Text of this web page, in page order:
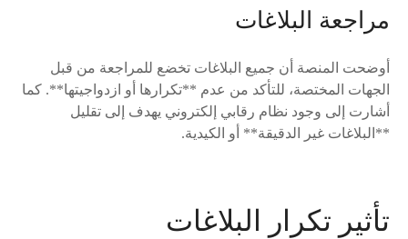
مراجعة البلاغات
أوضحت المنصة أن جميع البلاغات تخضع للمراجعة من قبل
الجهات المختصة، للتأكد من عدم **تكرارها أو ازدواجيتها**. كما
أشارت إلى وجود نظام رقابي إلكتروني يهدف إلى تقليل
**البلاغات غير الدقيقة** أو الكيدية.
تأثير تكرار البلاغات